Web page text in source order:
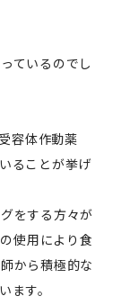
ているのでし
容体作動薬
ることが挙げ
をする方々が
使用により食
から積極的な
ます。